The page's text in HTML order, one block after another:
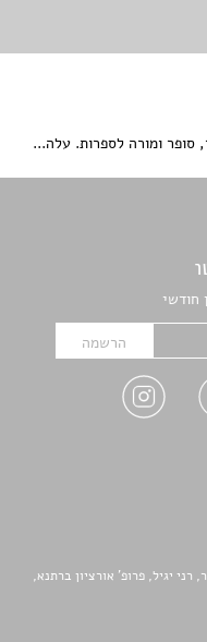
חודשי
יגיל, פרופ' אורציון ברתנא,